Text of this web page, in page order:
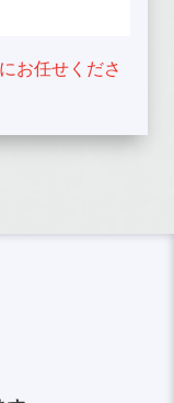
お任せくださ